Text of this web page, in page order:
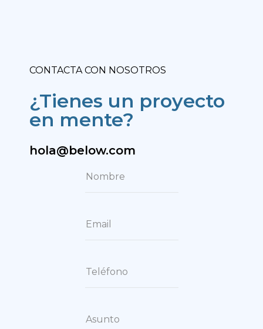
CONTACTA CON NOSOTROS
¿Tienes un proyecto
en mente?
hola@below.com